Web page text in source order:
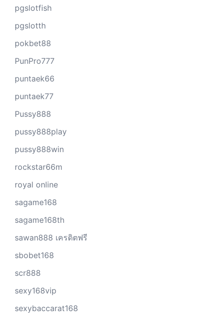
pgslotfish
pgslotth
pokbet88
PunPro777
puntaek66
puntaek77
Pussy888
pussy888play
pussy888win
rockstar66m
royal online
sagame168
sagame168th
sawan888 เครดิตฟรี
sbobet168
scr888
sexy168vip
sexybaccarat168